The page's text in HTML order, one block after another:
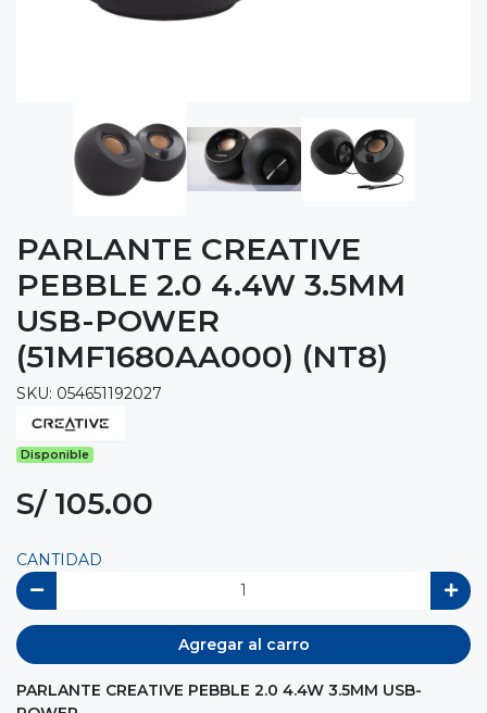
PARLANTE CREATIVE
PEBBLE 2.0 4.4W 3.5MM
USB-POWER
(51MF1680AA000) (NT8)
SKU: 054651192027
Disponible
S/ 105.00
CANTIDAD
Agregar al carro
PARLANTE CREATIVE PEBBLE 2.0 4.4W 3.5MM USB-